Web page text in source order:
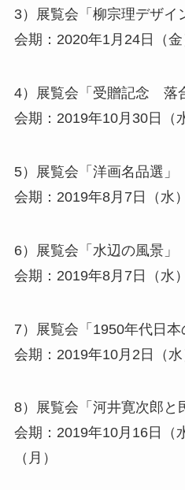
3）展覧会「柳宗理デザイ
会期：2020年1月24日（金
4）展覧会「受贈記念 落
会期：2019年10月30日（
5）展覧会「洋画名品選」
会期：2019年8月7日（水
6）展覧会「水辺の風景」
会期：2019年8月7日（水
7）展覧会「1950年代日本
会期：2019年10月2日（水
8）展覧会「河井寛次郎と
会期：2019年10月16日（
（月）